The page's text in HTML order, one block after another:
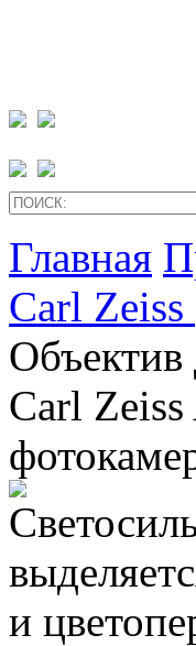
Главная
Carl
Carl
и